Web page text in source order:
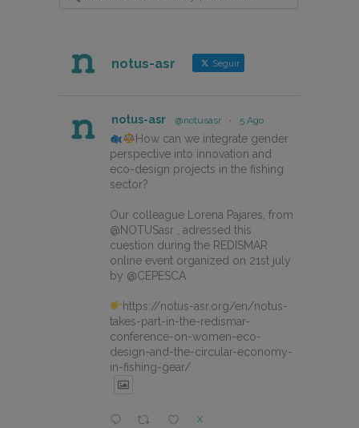
notus-asr Seguir
notus-asr @notusasr · 5 Ago
How can we integrate gender
perspective into innovation and
eco-design projects in the fishing
sector?
Our colleague Lorena Pajares, from
@NOTUSasr , adressed this
cuestion during the REDISMAR
online event organized on 21st july
by @CEPESCA
https://notus-asr.org/en/notus-
takes-part-in-the-redismar-
conference-on-women-eco-
design-and-the-circular-economy-
in-fishing-gear/
X